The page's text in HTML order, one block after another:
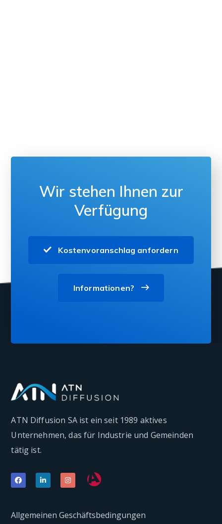
Wir stehen Ihnen zur
Verfügung
Kostenvoranschlag anfordern
Informationen?
ATN Diffusion SA ist ein seit 1989 aktives
Unternehmen, das für Industrie und Gemeinden
tätig ist.
Allgemeinen Geschäftsbedingungen